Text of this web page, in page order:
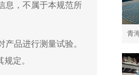
息，不属于本规范所
品进行测量试验。
定。